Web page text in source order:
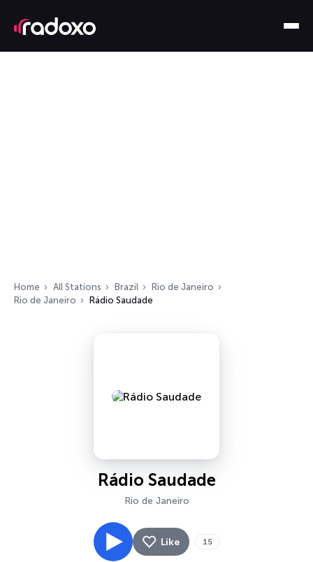
Home All Stations Brazil
Rio de Janeiro
Rio de Janeiro
Rádio Saudade
Rádio Saudade
Rio de Janeiro
Like 15